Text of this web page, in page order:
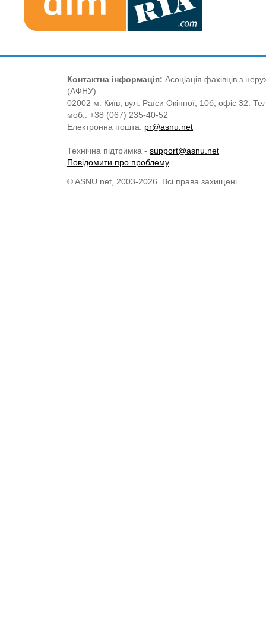
Контактна інформація: Асоціація фахівців з
(АФНУ)
02002 м. Київ, вул. Раїси Окіпної, 10б, офіс 32.
моб.: +38 (067) 235-40-52
Електронна пошта: pr@asnu.net
Технічна підтримка - support@asnu.net
Повідомити про проблему
© ASNU.net, 2003-2026. Всі права захищені.